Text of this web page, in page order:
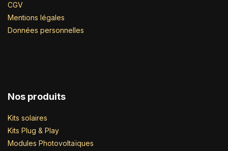
CGV
Mentions légales
Données personnelles
Nos produits
Kits solaires
Kits Plug & Play
Modules Photovoltaïques